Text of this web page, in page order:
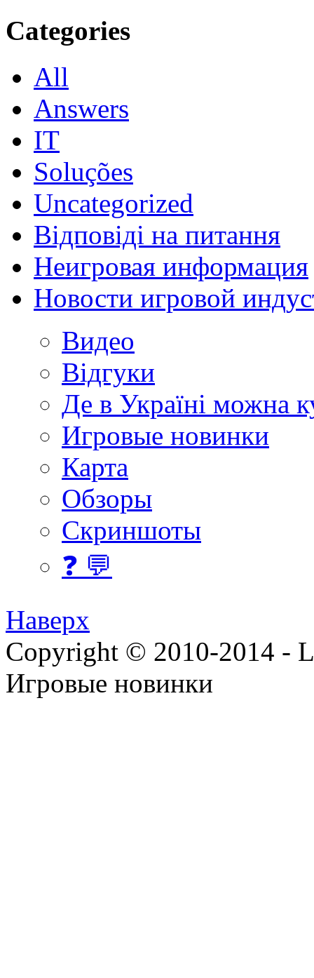
Categories
All
Answers
IT
Soluções
Uncategorized
Відповіді на питання
Неигровая информация
Новости игровой
Видео
Відгуки
Де в Україні можна
Игровые новинки
Карта
Обзоры
Скриншоты
❓ 💬
Наверх
Copyright © 2010-2014 -
Игровые новинки